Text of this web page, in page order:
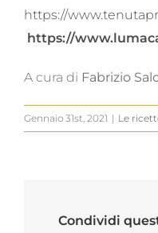
https://
https://
A cura di Fabrizio
Gennaio 31st, 2021 | Le
Condividi